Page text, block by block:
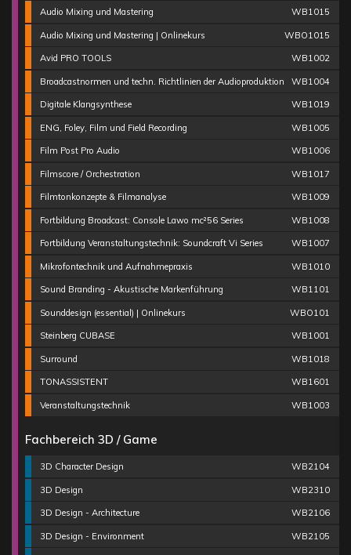
Audio Mixing und Mastering WB1015
Audio Mixing und Mastering | Onlinekurs WBO1015
Avid PRO TOOLS WB1002
Broadcastnormen und techn. Richtlinien der Audioproduktion WB1004
Digitale Klangsynthese WB1019
ENG, Foley, Film und Field Recording WB1005
Film Post Pro Audio WB1006
Filmscore / Orchestration WB1017
Filmtonkonzepte & Filmanalyse WB1009
Fortbildung Broadcast: Console Lawo mc²56 Series WB1008
Fortbildung Veranstaltungstechnik: Soundcraft Vi Series WB1007
Mikrofontechnik und Aufnahmepraxis WB1010
Sound Branding - Akustische Markenführung WB1101
Sounddesign (essential) | Onlinekurs WBO101
Steinberg CUBASE WB1001
Surround WB1018
TONASSISTENT WB1601
Veranstaltungstechnik WB1003
Fachbereich 3D / Game
3D Character Design WB2104
3D Design WB2310
3D Design - Architecture WB2106
3D Design - Environment WB2105